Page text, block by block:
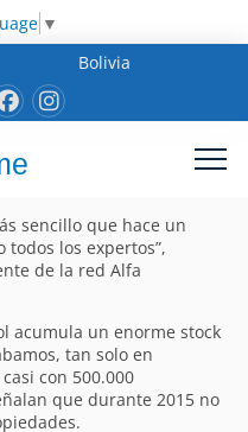
▼
Bolivia
sencillo que hace un
todos los expertos”,
de la red Alfa
acumula un enorme stock
tan solo en
con 500.000
que durante 2015 no